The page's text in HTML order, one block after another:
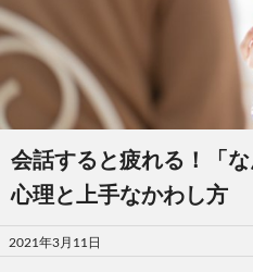
会話すると疲れる！「
心理と上手なかわし方
投
稿
2021年3月11日